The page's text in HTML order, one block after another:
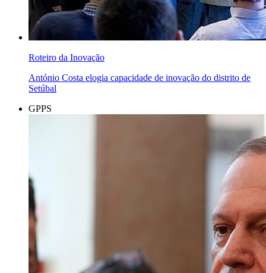
Roteiro da Inovação
António Costa elogia capacidade de inovação do distrito de
Setúbal
GPPS